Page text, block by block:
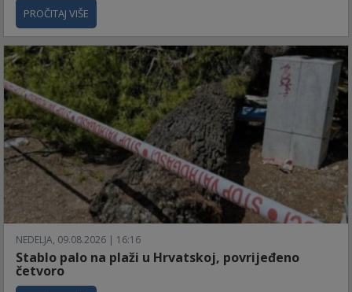
PROČITAJ VIŠE
NEDELJA, 09.08.2026 | 16:16
Stablo palo na plaži u Hrvatskoj, povrijeđeno
četvoro